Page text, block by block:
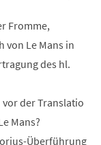
Fromme,
von Le Mans in
des hl.
der Translatio
Le Mans?
Überführung